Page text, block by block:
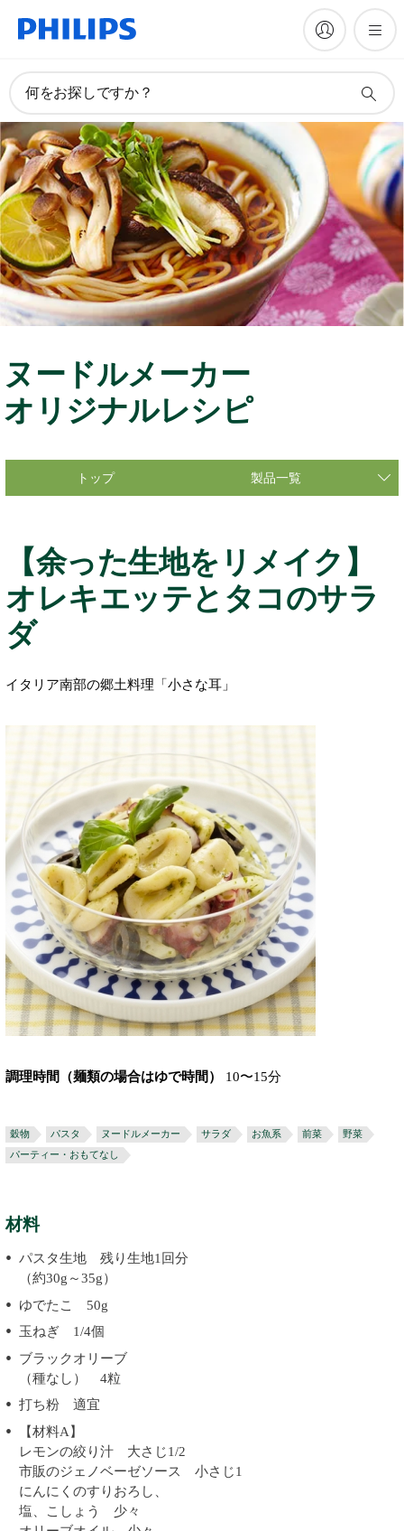
何をお探しですか？
ヌードルメーカー
オリジナルレシピ
トップ 製品一覧
【余った生地をリメイク】
オレキエッテとタコのサラ
ダ
イタリア南部の郷土料理「小さな耳」
調理時間（麺類の場合はゆで時間） 10〜15分
穀物 パスタ ヌードルメーカー サラダ お魚系 前菜
野菜
パーティー・おもてなし
材料
パスタ生地 残り生地1回分
（約30g～35g）
ゆでたこ 50g
玉ねぎ 1/4個
ブラックオリーブ
（種なし） 4粒
打ち粉 適宜
【材料A】
レモンの絞り汁 大さじ1/2
市販のジェノベーゼソース 小さじ1
にんにくのすりおろし、
塩、こしょう 少々